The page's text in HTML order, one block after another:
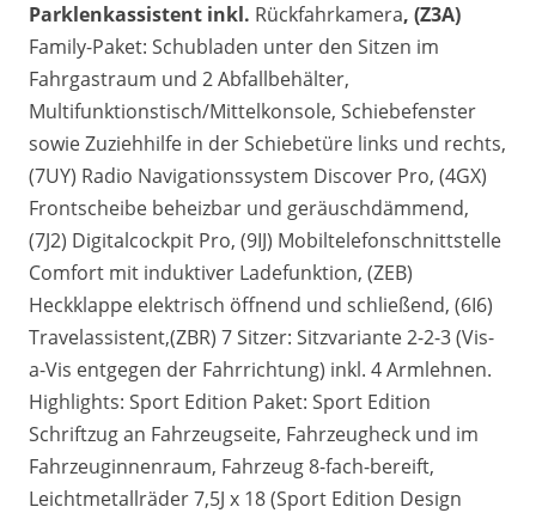
Parklenkassistent inkl. Rückfahrkamera, (Z3A)
Family-Paket: Schubladen unter den Sitzen im
Fahrgastraum und 2 Abfallbehälter,
Multifunktionstisch/Mittelkonsole, Schiebefenster
sowie Zuziehhilfe in der Schiebetüre links und rechts,
(7UY) Radio Navigationssystem Discover Pro, (4GX)
Frontscheibe beheizbar und geräuschdämmend,
(7J2) Digitalcockpit Pro, (9IJ) Mobiltelefonschnittstelle
Comfort mit induktiver Ladefunktion, (ZEB)
Heckklappe elektrisch öffnend und schließend, (6I6)
Travelassistent,(ZBR) 7 Sitzer: Sitzvariante 2-2-3 (Vis-
a-Vis entgegen der Fahrrichtung) inkl. 4 Armlehnen.
Highlights: Sport Edition Paket: Sport Edition
Schriftzug an Fahrzeugseite, Fahrzeugheck und im
Fahrzeuginnenraum, Fahrzeug 8-fach-bereift,
Leichtmetallräder 7,5J x 18 (Sport Edition Design